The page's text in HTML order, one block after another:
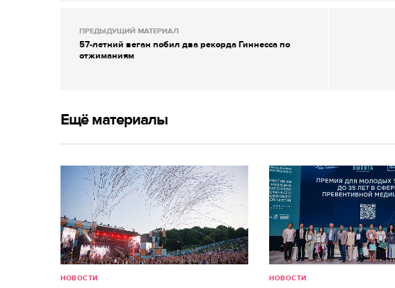
ПРЕДЫДУЩИЙ МАТЕРИАЛ
57-летний веган побил два рекорда Гиннесса по
отжиманиям
Ещё материалы
НОВОСТИ НОВОСТИ